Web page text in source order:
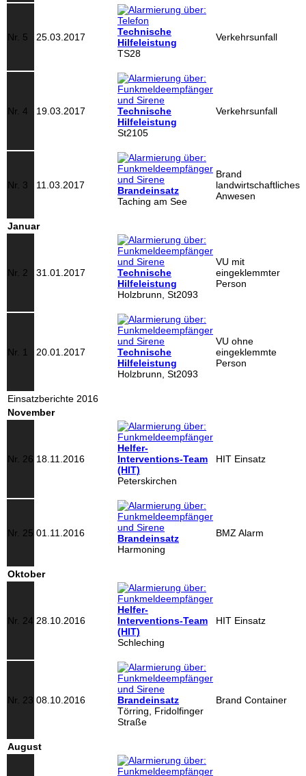
Nr. 5 25.03.2017
Technische
Hilfeleistung
TS28
Verkehrsunfall
Nr. 4 19.03.2017
Technische
Hilfeleistung
St2105
Verkehrsunfall
Nr. 3 11.03.2017
Brandeinsatz
Taching am See
Brand
landwirtschaftliches
Anwesen
Januar
Nr. 2 31.01.2017
Technische
Hilfeleistung
Holzbrunn, St2093
VU mit
eingeklemmter
Person
Nr. 1 20.01.2017
Technische
Hilfeleistung
Holzbrunn, St2093
VU ohne
eingeklemmte
Person
Einsatzberichte 2016
November
Nr. 26 18.11.2016
Helfer-
Interventions-Team
(HIT)
Peterskirchen
HIT Einsatz
Nr. 25 01.11.2016
Brandeinsatz
Harmoning
BMZ Alarm
Oktober
Nr. 24 28.10.2016
Helfer-
Interventions-Team
(HIT)
Schleching
HIT Einsatz
Nr. 23 08.10.2016
Brandeinsatz
Törring, Fridolfinger
Straße
Brand Container
August